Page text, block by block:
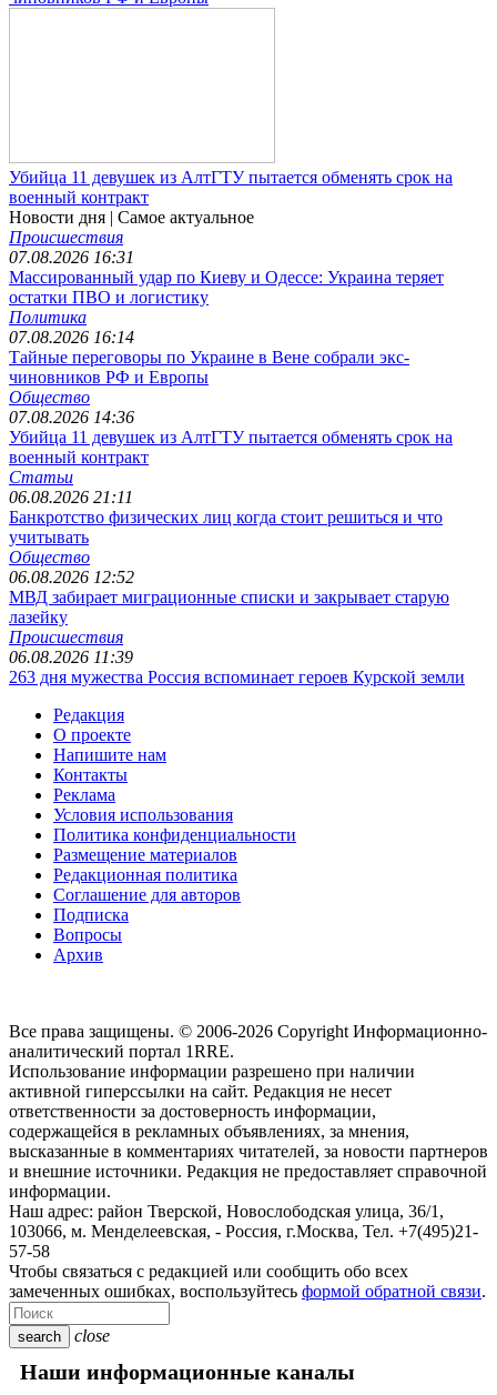
Убийца 11 девушек из АлтГТУ пытается обменять срок на
военный контракт
Новости дня | Самое актуальное
Происшествия
07.08.2026 16:31
Массированный удар по Киеву и Одессе: Украина теряет
остатки ПВО и логистику
Политика
07.08.2026 16:14
Тайные переговоры по Украине в Вене собрали экс-
чиновников РФ и Европы
Общество
07.08.2026 14:36
Убийца 11 девушек из АлтГТУ пытается обменять срок на
военный контракт
Статьи
06.08.2026 21:11
Банкротство физических лиц когда стоит решиться и что
учитывать
Общество
06.08.2026 12:52
МВД забирает миграционные списки и закрывает старую
лазейку
Происшествия
06.08.2026 11:39
263 дня мужества Россия вспоминает героев Курской земли
Редакция
О проекте
Напишите нам
Контакты
Реклама
Условия использования
Политика конфиденциальности
Размещение материалов
Редакционная политика
Соглашение для авторов
Подписка
Вопросы
Архив
Все права защищены. © 2006-2026 Copyright Информационно-
аналитический портал 1RRE.
Использование информации разрешено при наличии
активной гиперссылки на сайт. Редакция не несет
ответственности за достоверность информации,
содержащейся в рекламных объявлениях, за мнения,
высказанные в комментариях читателей, за новости партнеров
и внешние источники. Редакция не предоставляет справочной
информации.
Наш адрес: район Тверской, Новослободская улица, 36/1 ,
103066, м. Менделеевская, - Россия, г.Москва, Тел. +7(495)21-
57-58
Чтобы связаться с редакцией или сообщить обо всех
замеченных ошибках, воспользуйтесь формой обратной связи.
search close
Наши информационные каналы